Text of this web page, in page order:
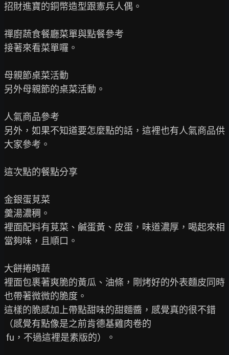
招財進寶的銅幣造型跟憲兵人偶。
禪廚蔬食餐廳菜單與點餐參考
接著來看菜單囉。
母親節桌菜活動
另外母親節的桌菜活動。
人氣商品參考
另外，如果不知道要怎麼點的話，這裡也有人氣商品供
大家參考。
這次點的餐點分享
金銀蛋莧菜
羹湯濃稠。
裡面配料有莧菜、鹹蛋黃、皮蛋，味道濃厚，喝起來相
當夠味，且順口。
大餅捲時蔬
裡面包裹著爽脆的黃瓜、油條，剛烤好的外表麵皮同時
也帶著微微的脆度。
這樣的脆感加上帶點甜味的甜麵醬，感覺真的很不錯
（感覺有點像是之前肯德基雞肉卷的